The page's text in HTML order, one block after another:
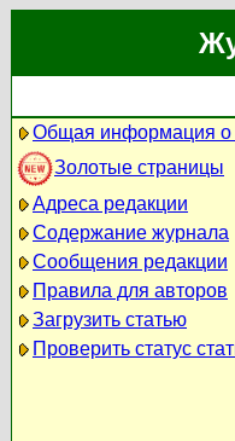
Общая информация о
Золотые страницы
Адреса редакции
Содержание журнала
Сообщения редакции
Правила для авторов
Загрузить статью
Проверить статус